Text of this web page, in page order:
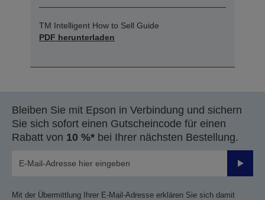
TM Intelligent How to Sell Guide
PDF herunterladen
Bleiben Sie mit Epson in Verbindung und sichern
Sie sich sofort einen Gutscheincode für einen
Rabatt von 10 %* bei Ihrer nächsten Bestellung.
Mit der Übermittlung Ihrer E-Mail-Adresse erklären Sie sich damit